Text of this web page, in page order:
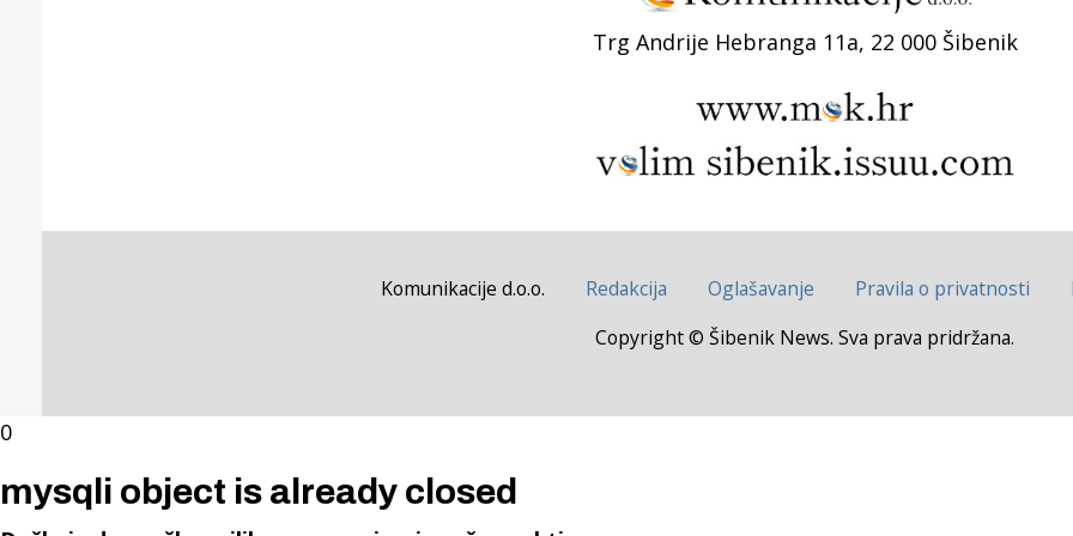
Trg Andrije Hebranga 11a, 22 000 Šibenik
Komunikacije d.o.o. Redakcija Oglašavanje Pravila o privatnosti
Copyright © Šibenik News. Sva prava pridržana.
0
mysqli object is already closed